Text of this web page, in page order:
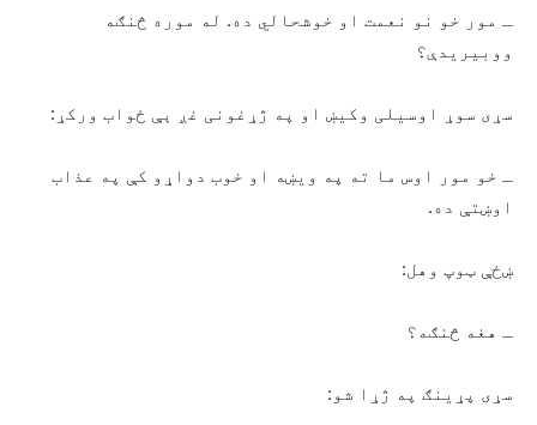
ـ مور خو نو نعمت او خوشحالي ده. له موره څنګه
ووبیریدې؟
سړی سوړ اوسیلی وکیښ او په ژړغونی غږ ېې ځواب ورکړ:
ـ خو مور اوس ما ته په ویښه او خوب دواړو کې په عذاب
اوښتې ده.
ښځې ټوپ وهل:
ـ هغه څنګه؟
سړی پړینګ په ژړا شو: